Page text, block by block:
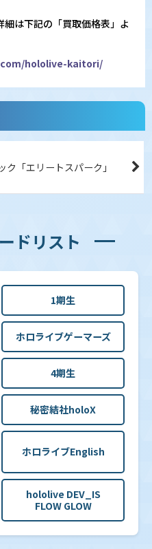
は下記の「買取価格表」よ
hololive-kaitori/
ク「エリートスパーク」
ドリスト
1期生
ホロライブゲーマーズ
4期生
秘密結社holoX
ホロライブEnglish
hololive DEV_IS
FLOW GLOW